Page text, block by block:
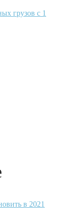
грузов с 1
в 2021